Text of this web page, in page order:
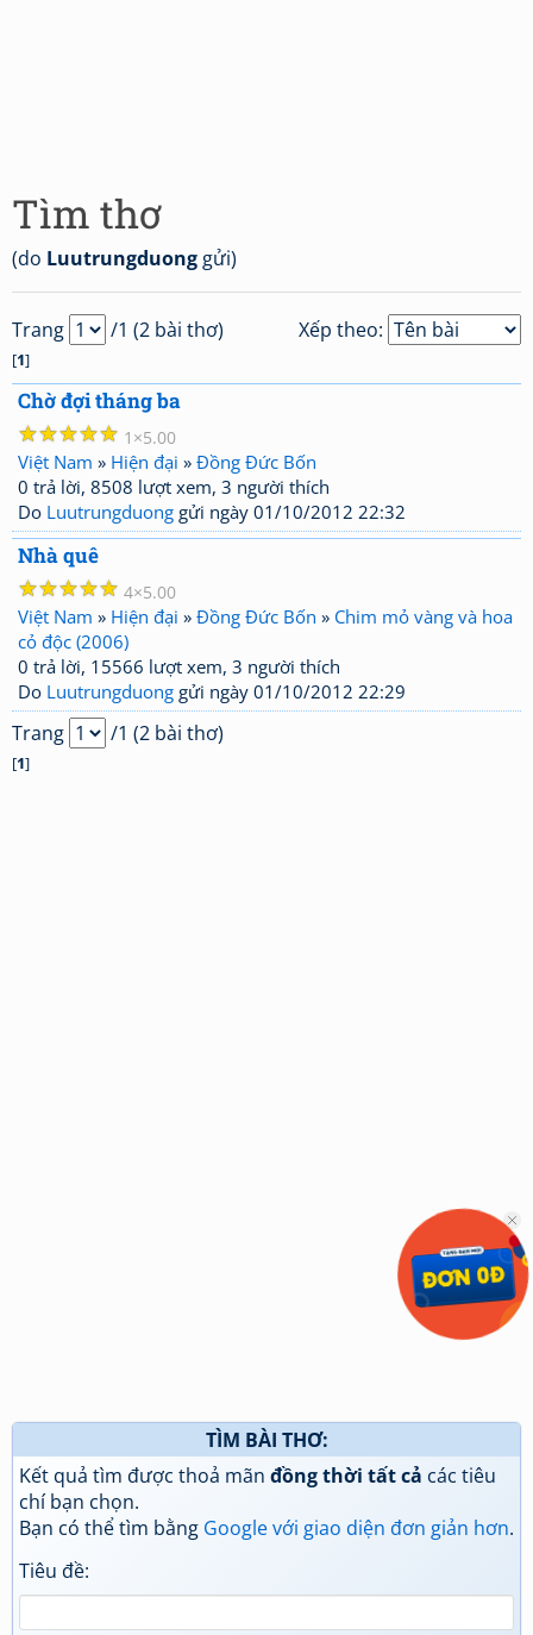
Tìm thơ
(do Luutrungduong gửi)
Xếp theo:
Trang /1 (2 bài thơ)
[1]
Chờ đợi tháng ba
☆
☆
☆
☆
☆ 1 5.00
Việt Nam » Hiện đại » Đồng Đức Bốn
0 trả lời, 8508 lượt xem, 3 người thích
Do Luutrungduong gửi ngày 01/10/2012 22:32
Nhà quê
☆
☆
☆
☆
☆ 4 5.00
Việt Nam » Hiện đại » Đồng Đức Bốn » Chim mỏ vàng và hoa
cỏ độc (2006)
0 trả lời, 15566 lượt xem, 3 người thích
Do Luutrungduong gửi ngày 01/10/2012 22:29
Trang /1 (2 bài thơ)
[1]
TÌM BÀI THƠ:
Kết quả tìm được thoả mãn đồng thời tất cả các tiêu
chí bạn chọn.
Bạn có thể tìm bằng Google với giao diện đơn giản hơn.
Tiêu đề: